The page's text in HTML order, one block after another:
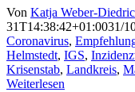
Von Katja Weber-
31T14:38:42+01:0031/
Coronavirus,
Helmstedt, IGS,
Krisenstab, Landkreis,
Weiterlesen